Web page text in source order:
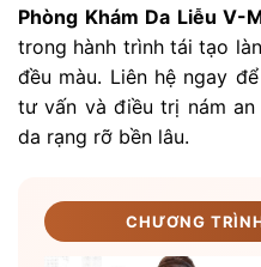
Phòng Khám Da Liễu V-
trong hành trình tái tạo
đều màu. Liên hệ ngay
tư vấn và điều trị nám an
da rạng rỡ bền lâu.
CHƯƠNG